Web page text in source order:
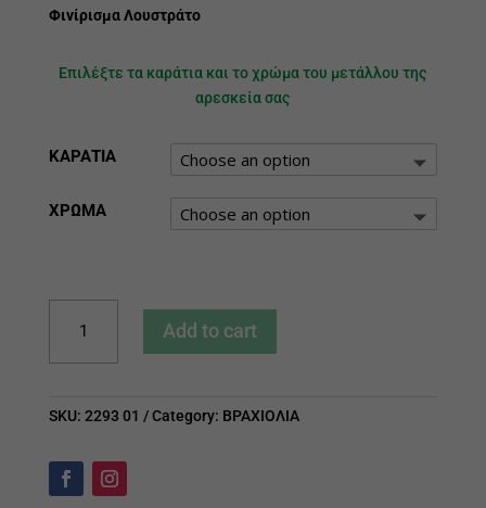
Φινίρισμα Λουστράτο
Επιλέξτε τα καράτια και το χρώμα του μετάλλου της
αρεσκεία σας
ΚΑΡΑΤΙΑ
ΧΡΩΜΑ
μοτίφ
quantity
Add to cart
SKU: 2293 01 Category: ΒΡΑΧΙΟΛΙΑ